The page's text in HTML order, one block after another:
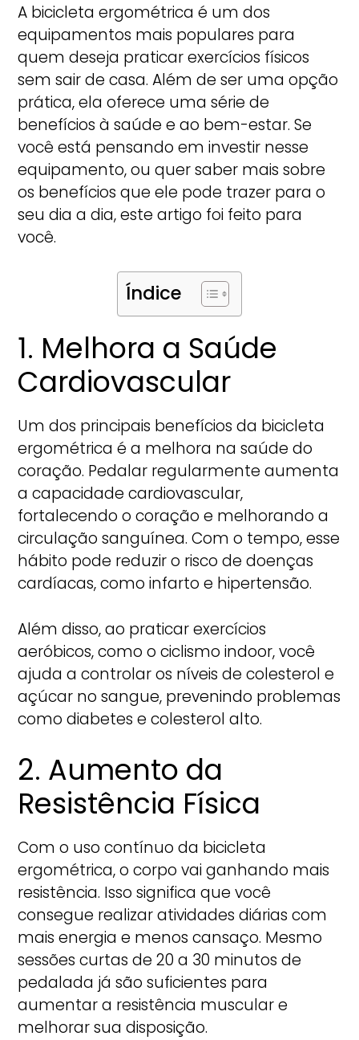
A bicicleta ergométrica é um dos
equipamentos mais populares para
quem deseja praticar exercícios físicos
sem sair de casa. Além de ser uma opção
prática, ela oferece uma série de
benefícios à saúde e ao bem-estar. Se
você está pensando em investir nesse
equipamento, ou quer saber mais sobre
os benefícios que ele pode trazer para o
seu dia a dia, este artigo foi feito para
você.
Índice
1. Melhora a Saúde
Cardiovascular
Um dos principais benefícios da bicicleta
ergométrica é a melhora na saúde do
coração. Pedalar regularmente aumenta
a capacidade cardiovascular,
fortalecendo o coração e melhorando a
circulação sanguínea. Com o tempo, esse
hábito pode reduzir o risco de doenças
cardíacas, como infarto e hipertensão.
Além disso, ao praticar exercícios
aeróbicos, como o ciclismo indoor, você
ajuda a controlar os níveis de colesterol e
açúcar no sangue, prevenindo problemas
como diabetes e colesterol alto.
2. Aumento da
Resistência Física
Com o uso contínuo da bicicleta
ergométrica, o corpo vai ganhando mais
resistência. Isso significa que você
consegue realizar atividades diárias com
mais energia e menos cansaço. Mesmo
sessões curtas de 20 a 30 minutos de
pedalada já são suficientes para
aumentar a resistência muscular e
melhorar sua disposição.